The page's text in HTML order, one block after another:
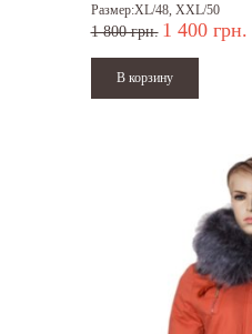
Размер:XL/48, XXL/50
1 800 грн. 1 400 грн.